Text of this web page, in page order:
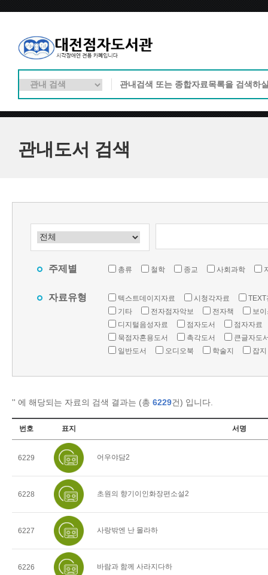
관내도서 검색
주제별 총류 철학 종교 사회과학
자료유형 텍스트데이지자료 시청각자료
TEXT
기타
전자점자악보 전자책
보
디지털음성자료
점자도서
점자자료
묵점자혼용도서
촉각도서
큰글자도
일반도서
오디오북 학술지 잡지
'' 에 해당되는 자료의 검색 결과는 (총 6229건) 입니다.
번호 표지 서명
6229 어우야담2
6228 초원의 향기이인화장편소설2
6227 사랑밖엔 난 몰라하
6226 바람과 함께 사라지다하